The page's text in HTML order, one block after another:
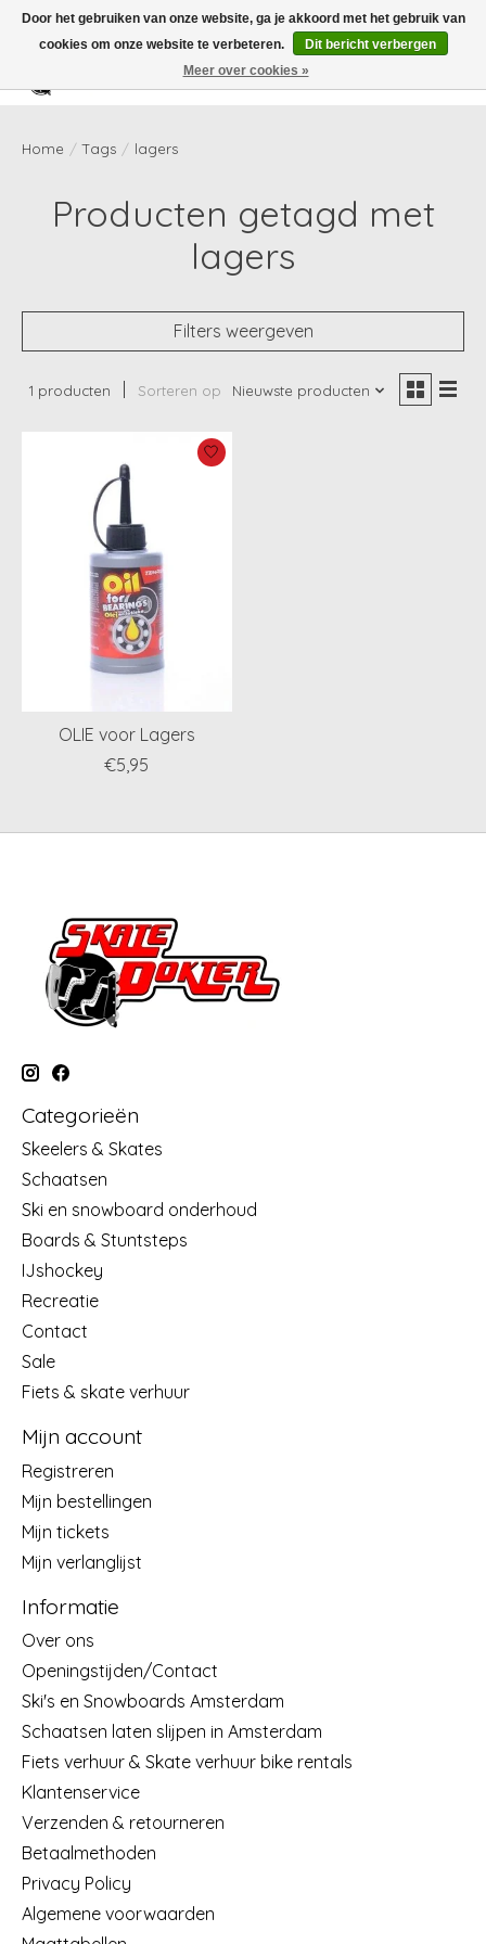
Verlanglijst
Home / Tags / lagers
Producten getagd met
lagers
Filters weergeven
1 producten Sorteren op Nieuwste producten
OLIE voor Lagers
€5,95
Categorieën
Skeelers & Skates
Schaatsen
Ski en snowboard onderhoud
Boards & Stuntsteps
IJshockey
Recreatie
Contact
Sale
Fiets & skate verhuur
Mijn account
Registreren
Mijn bestellingen
Mijn tickets
Mijn verlanglijst
Informatie
Over ons
Openingstijden/Contact
Ski's en Snowboards Amsterdam
Schaatsen laten slijpen in Amsterdam
Fiets verhuur & Skate verhuur bike rentals
Klantenservice
Verzenden & retourneren
Betaalmethoden
Privacy Policy
Algemene voorwaarden
Door het gebruiken van onze website, ga je akkoord met het gebruik van
cookies om onze website te verbeteren.
Dit bericht verbergen
Meer over cookies »